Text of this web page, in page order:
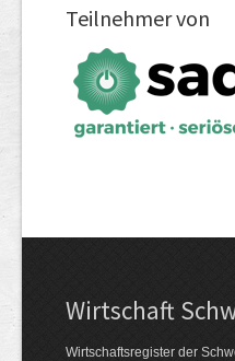
Teilnehmer von
Wirtschaft
Wirtschaftsregister der